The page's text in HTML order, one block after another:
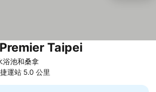
浴池和桑拿
Taipei
運站 5.0 公里